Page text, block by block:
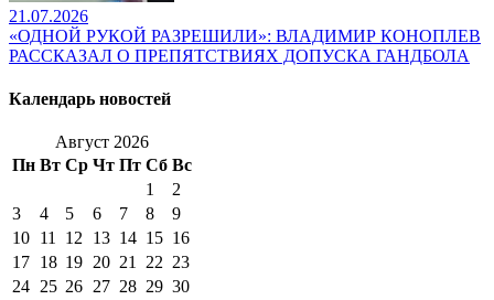
21.07.2026
«ОДНОЙ РУКОЙ РАЗРЕШИЛИ»: ВЛАДИМИР КОНОПЛЕВ
РАССКАЗАЛ О ПРЕПЯТСТВИЯХ ДОПУСКА ГАНДБОЛА
Календарь новостей
Август 2026
Пн Вт Ср Чт Пт Сб Вс
1
2
3
4 5 6 7 8
9
10 11 12 13 14 15 16
17 18 19 20 21 22 23
24 25 26 27 28 29 30